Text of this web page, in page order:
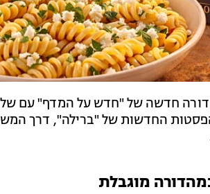
חדשה של "חדש על המדף" עם
החדשות של "ברילה", דרך
מוגבלת